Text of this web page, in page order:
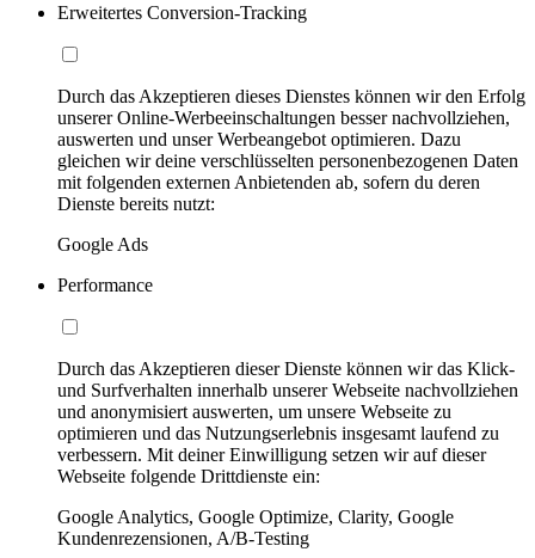
Erweitertes Conversion-Tracking
Durch das Akzeptieren dieses Dienstes können wir den Erfolg
unserer Online-Werbeeinschaltungen besser nachvollziehen,
auswerten und unser Werbeangebot optimieren. Dazu
gleichen wir deine verschlüsselten personenbezogenen Daten
mit folgenden externen Anbietenden ab, sofern du deren
Dienste bereits nutzt:
Google Ads
Performance
Durch das Akzeptieren dieser Dienste können wir das Klick-
und Surfverhalten innerhalb unserer Webseite nachvollziehen
und anonymisiert auswerten, um unsere Webseite zu
optimieren und das Nutzungserlebnis insgesamt laufend zu
verbessern. Mit deiner Einwilligung setzen wir auf dieser
Webseite folgende Drittdienste ein:
Google Analytics, Google Optimize, Clarity, Google
Kundenrezensionen, A/B-Testing